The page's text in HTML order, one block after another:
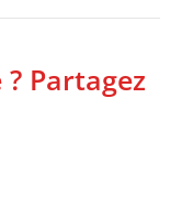
Partagez